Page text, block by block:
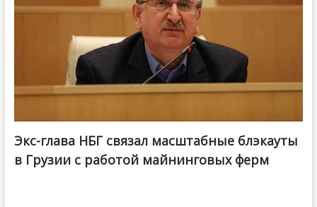
Экс-глава НБГ связал масштабные блэкауты
в Грузии с работой майнинговых ферм